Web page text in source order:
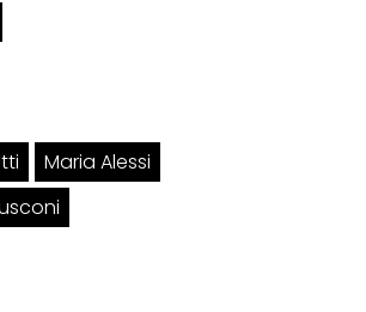
Maria Alessi